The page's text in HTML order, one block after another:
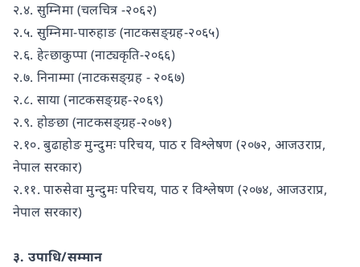
२.४. सुम्निमा (चलचित्र -२०६२)
२.५. सुम्निमा-पारुहाङ (नाटकसङ्ग्रह-२०६५)
२.६. हेत्छाकुप्पा (नाट्यकृति-२०६६)
२.७. निनाम्मा (नाटकसङ्ग्रह - २०६७)
२.८. साया (नाटकसङ्ग्रह-२०६९)
२.९. होङछा (नाटकसङ्ग्रह-२०७१)
२.१०. बुढाहोङ मुन्दुमः परिचय, पाठ र विश्लेषण (२०७२, आजउराप्र,
नेपाल सरकार)
२.११. पारुसेवा मुन्दुमः परिचय, पाठ र विश्लेषण (२०७४, आजउराप्र,
नेपाल सरकार)
३. उपाधि/सम्मान